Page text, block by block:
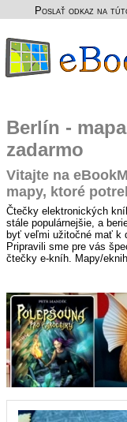
Poslať odkaz na
Berlín -
zadarmo
Vitajte na
mapy, ktoré
Čtečky elektronických
stále populárnejšie, a
byť veľmi užitočné mať k
Pripravili sme pre vás
čtečky e-kníh. Mapy/